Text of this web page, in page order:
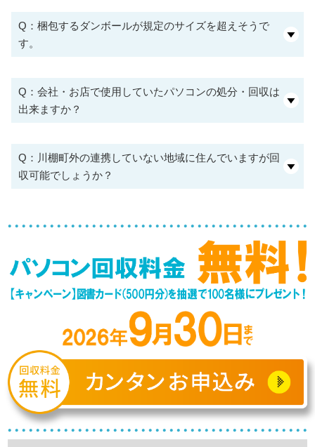
Q：梱包するダンボールが規定のサイズを超えそうで
す。
Q：会社・お店で使用していたパソコンの処分・回収は
出来ますか？
Q：川棚町外の連携していない地域に住んでいますが回
収可能でしょうか？